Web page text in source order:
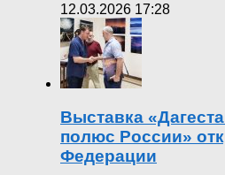
12.03.2026 17:28
Выставка
полюс России»
Федерации